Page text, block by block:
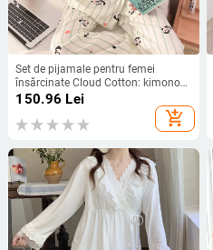
Set de pijamale pentru femei
însărcinate Cloud Cotton: kimono
stil, mâneci lungi, pantaloni, haine
de casă pentru postpartum, lansare
primăvara 2025, potrivit pentru
150.96 Lei
add_shopping_cart